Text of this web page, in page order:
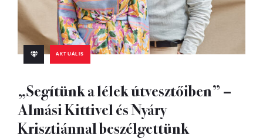
AKTUÁLIS
„Segítünk a lélek útvesztőiben” –
Almási Kittivel és Nyáry
Krisztiánnal beszélgettünk